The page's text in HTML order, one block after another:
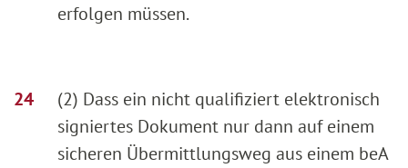
erfolgen müssen.
(2) Dass ein nicht qualifiziert elektronisch
signiertes Dokument nur dann auf einem
sicheren Übermittlungsweg aus einem beA